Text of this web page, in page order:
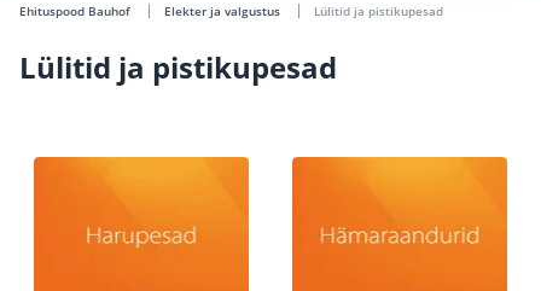
Ehituspood Bauhof Elekter ja valgustus Lülitid ja pistikupesad
Lülitid ja pistikupesad